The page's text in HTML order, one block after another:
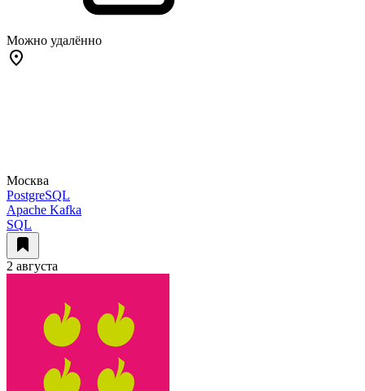
Можно удалённо
Москва
PostgreSQL
Apache Kafka
SQL
2 августа